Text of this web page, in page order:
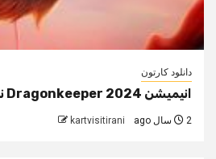
دانلود کارتون
انیمیشن Dragonkeeper 2024 نگهبان اژدها
2 سال ago kartvisitirani